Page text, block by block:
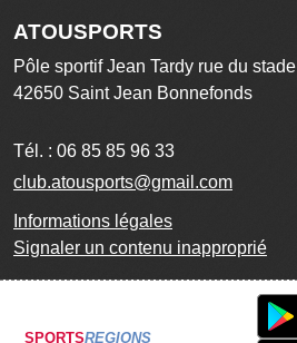
ATOUSPORTS
Pôle sportif Jean Tardy rue du stade
42650 Saint Jean Bonnefonds
Tél. : 06 85 85 96 33
club.atousports@gmail.com
Informations légales
Signaler un contenu inapproprié
SPORTSREGIONS